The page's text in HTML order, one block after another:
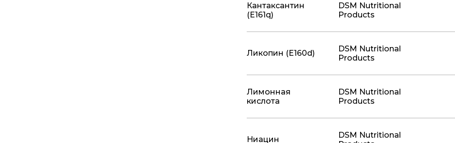
Кантаксантин
(Е161q)
DSM Nutritional
Products
Ликопин (Е160d)
DSM Nutritional
Products
Лимонная
кислота
DSM Nutritional
Products
Ниацин
DSM Nutritional